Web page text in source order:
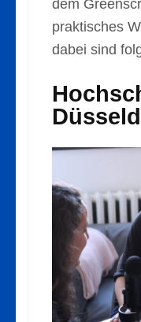
dem
praktisches
dabei sind